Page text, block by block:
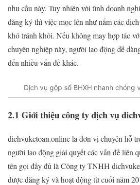
nhu cầu này. Tuy nhiên với tình doanh
đăng ký thì việc mọc lên như nấm các
khó tránh khỏi. Nếu không may hợp tác
chuyên nghiệp này, người lao động dễ
đến nhiều vấn đề khác.
Dịch vụ gộp sổ BHXH nhanh chóng
2.1 Giới thiệu công ty dịch vụ
dichvuketoan.online la đơn vị chuyên hỗ
người lao động giải quyết các vấn đề liên
tên gọi đầy đủ là Công ty TNHH
được đăng ký và hoạt động từ cuối năm